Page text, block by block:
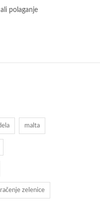
polaganje
malta
zelenice